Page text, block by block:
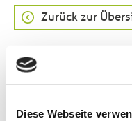
Diese Webseite
Zurück zur
Steuern sparen
Private